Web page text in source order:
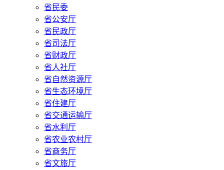
省民委
省公安厅
省民政厅
省司法厅
省财政厅
省人社厅
省自然资源厅
省生态环境厅
省住建厅
省交通运输厅
省水利厅
省农业农村厅
省商务厅
省文旅厅